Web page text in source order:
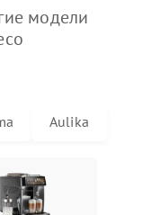
модели
Aulika